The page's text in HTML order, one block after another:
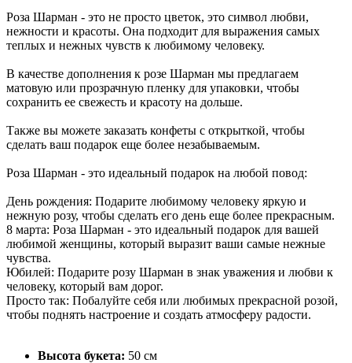
Роза Шарман - это не просто цветок, это символ любви,
нежности и красоты. Она подходит для выражения самых
теплых и нежных чувств к любимому человеку.
В качестве дополнения к розе Шарман мы предлагаем
матовую или прозрачную пленку для упаковки, чтобы
сохранить ее свежесть и красоту на дольше.
Также вы можете заказать конфеты с открыткой, чтобы
сделать ваш подарок еще более незабываемым.
Роза Шарман - это идеальный подарок на любой повод:
День рождения: Подарите любимому человеку яркую и
нежную розу, чтобы сделать его день еще более прекрасным.
8 марта: Роза Шарман - это идеальный подарок для вашей
любимой женщины, который выразит ваши самые нежные
чувства.
Юбилей: Подарите розу Шарман в знак уважения и любви к
человеку, который вам дорог.
Просто так: Побалуйте себя или любимых прекрасной розой,
чтобы поднять настроение и создать атмосферу радости.
Высота букета: 50 см